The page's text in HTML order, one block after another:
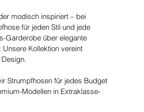
modisch inspiriert – bei
für jeden Stil und jede
Garderobe über elegante
Kollektion vereint
Strumpfhosen für jedes Budget
Modellen in Extraklasse-